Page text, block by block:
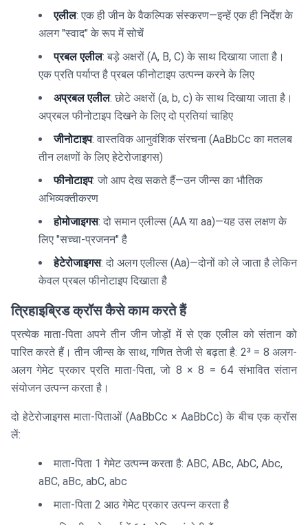
एलील: एक ही जीन के वैकल्पिक संस्करण—इन्हें एक ही निर्देश के
अलग "स्वाद" के रूप में सोचें
प्रबल एलील: बड़े अक्षरों (A, B, C) के साथ दिखाया जाता है।
एक प्रति पर्याप्त है प्रबल फीनोटाइप उत्पन्न करने के लिए
अप्रबल एलील: छोटे अक्षरों (a, b, c) के साथ दिखाया जाता है।
अप्रबल फीनोटाइप दिखने के लिए दो प्रतियां चाहिए
जीनोटाइप: वास्तविक आनुवंशिक संरचना (AaBbCc का मतलब
तीन लक्षणों के लिए हेटेरोजाइगस)
फीनोटाइप: जो आप देख सकते हैं—उन जीन्स का भौतिक
अभिव्यक्तीकरण
होमोजाइगस: दो समान एलील्स (AA या aa)—यह उस लक्षण के
लिए "सच्चा-प्रजनन" है
हेटेरोजाइगस: दो अलग एलील्स (Aa)—दोनों को ले जाता है लेकिन
केवल प्रबल फीनोटाइप दिखाता है
त्रिहाइब्रिड क्रॉस कैसे काम करते हैं
प्रत्येक माता-पिता अपने तीन जीन जोड़ों में से एक एलील को संतान को
पारित करते हैं। तीन जीन्स के साथ, गणित तेजी से बढ़ता है: 2³ = 8 अलग-
अलग गेमेट प्रकार प्रति माता-पिता, जो 8 × 8 = 64 संभावित संतान
संयोजन उत्पन्न करता है।
दो हेटेरोजाइगस माता-पिताओं (AaBbCc × AaBbCc) के बीच एक क्रॉस
लें:
माता-पिता 1 गेमेट उत्पन्न करता है: ABC, ABc, AbC, Abc,
aBC, aBc, abC, abc
माता-पिता 2 आठ गेमेट प्रकार उत्पन्न करता है